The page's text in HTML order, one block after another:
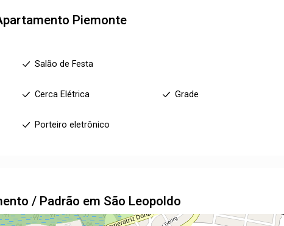
Piemonte
Salão de Festa
Cerca Elétrica
Grade
Porteiro eletrônico
/ Padrão em São Leopoldo